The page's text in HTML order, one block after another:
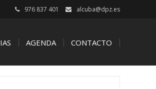
976 837 401 alcuba@dpz.es
AGENDA CONTACTO